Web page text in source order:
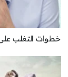
خطوات التغلب